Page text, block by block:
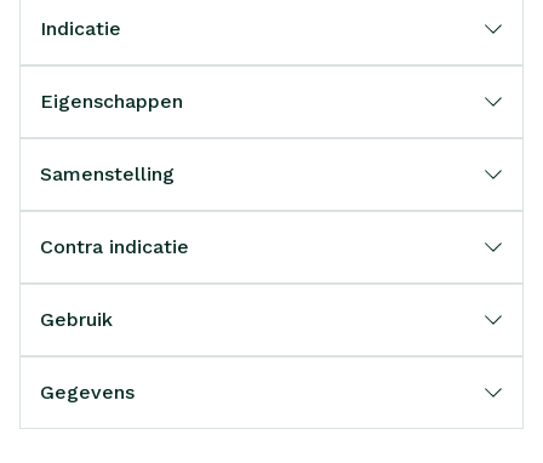
Indicatie
Eigenschappen
Samenstelling
Contra indicatie
Gebruik
Gegevens